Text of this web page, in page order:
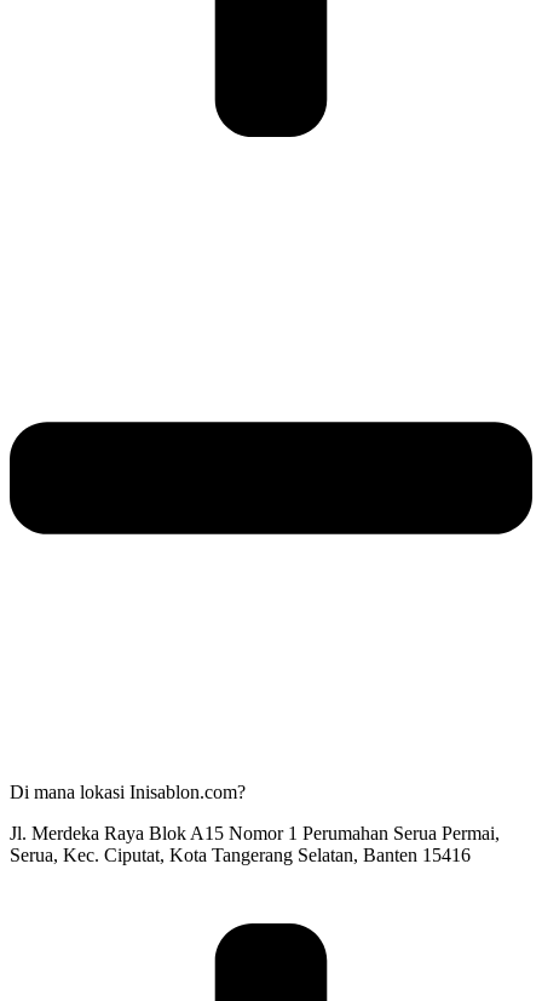
Di mana lokasi Inisablon.com?
Jl. Merdeka Raya Blok A15 Nomor 1 Perumahan Serua Permai,
Serua, Kec. Ciputat, Kota Tangerang Selatan, Banten 15416